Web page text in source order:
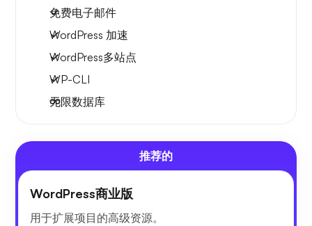
免费电子邮件
WordPress 加速
WordPress多站点
WP-CLI
无限数据库
推荐的
WordPress商业版
用于扩展项目的高级资源。